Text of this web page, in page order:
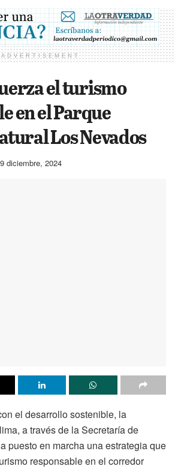
ADVERTISEMENT
el turismo
en el Parque
Los Nevados
diciembre, 2024
el desarrollo sostenible, la
a través de la Secretaría de
puesto en marcha una estrategia que
responsable en el corredor